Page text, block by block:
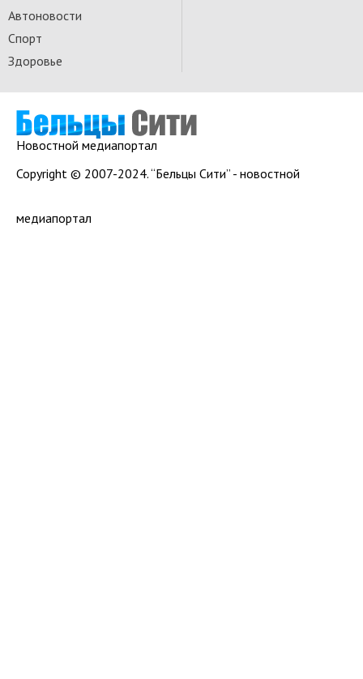
Автоновости
Спорт
Здоровье
Новостной медиапортал
Copyright © 2007-2024. “Бельцы Сити” - новостной
медиапортал